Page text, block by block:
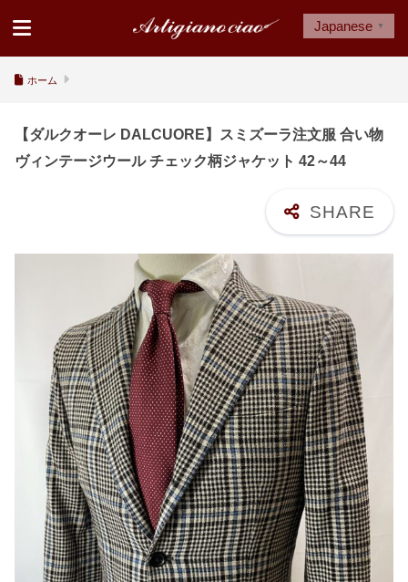
ホーム
【ダルクオーレ DALCUORE】スミズーラ注文服 合い物
ヴィンテージウール チェック柄ジャケット 42～44
Japanese ▼